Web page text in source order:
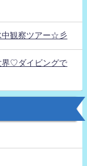
中観察ツアー☆彡
界♡ダイビングで